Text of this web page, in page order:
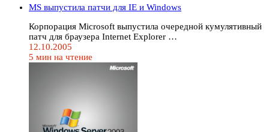
MS выпустила патчи для IE и Windows
Корпорация Microsoft выпустила очередной кумулятивный
патч для браузера Internet Explorer …
12.10.2005
5 мин на чтение